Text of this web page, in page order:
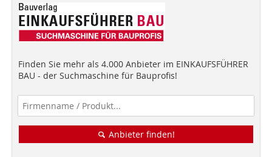
Finden Sie mehr als 4.000 Anbieter im EINKAUFSFÜHRER
BAU - der Suchmaschine für Bauprofis!
Anbieter finden!